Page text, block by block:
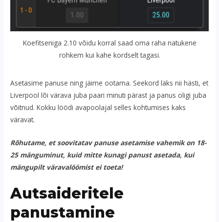
Koefitseniga 2.10 võidu korral saad oma raha natukene
rohkem kui kahe kordselt tagasi.
Asetasime panuse ning jäime ootama. Seekord läks nii hästi, et
Liverpool lõi värava juba paari minuti pärast ja panus oligi juba
võitnud. Kokku löödi avapoolajal selles kohtumises kaks
väravat.
Rõhutame, et soovitatav panuse asetamise vahemik on 18-
25 mänguminut, kuid mitte kunagi panust asetada, kui
mängupilt väravalöömist ei toeta!
Autsaideritele
panustamine